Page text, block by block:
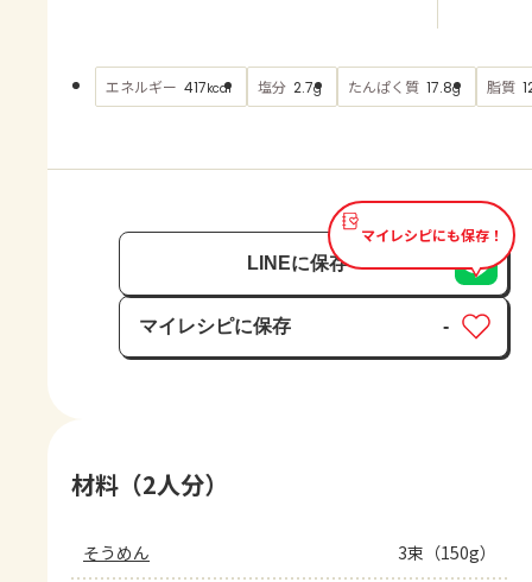
AJINOMOTO PARK とは
エネルギー 417kcal 塩分 2.7g たんぱく質 17.8g 脂質
マイレシピにも保存！
LINEに保存
マイレシピに保存
保存済み
-
材料（2人分）
そうめん 3束（150g）